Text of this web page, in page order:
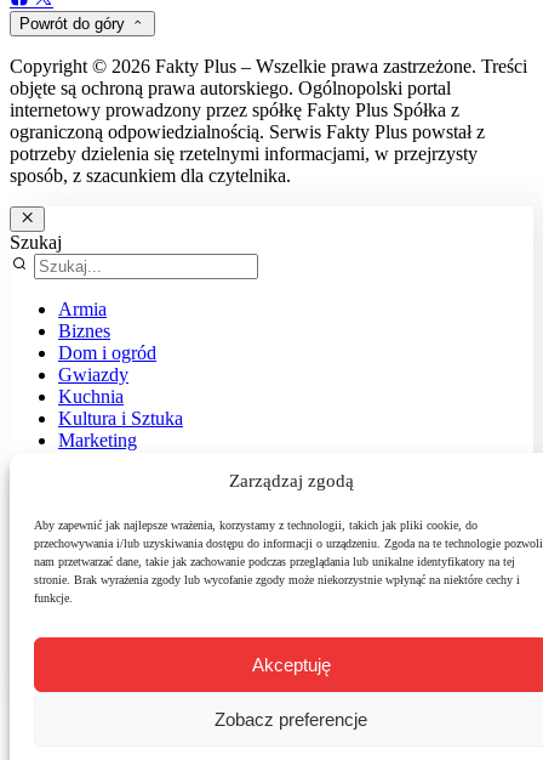
Zarządzaj zgodą
Aby zapewnić jak najlepsze wrażenia, korzystamy z technologii, takich jak pliki cookie, do
przechowywania i/lub uzyskiwania dostępu do informacji o urządzeniu. Zgoda na te technologie pozwoli
nam przetwarzać dane, takie jak zachowanie podczas przeglądania lub unikalne identyfikatory na tej
stronie. Brak wyrażenia zgody lub wycofanie zgody może niekorzystnie wpłynąć na niektóre cechy i
funkcje.
Akceptuję
Zobacz preferencje
Powrót do góry
Copyright © 2026 Fakty Plus – Wszelkie prawa zastrzeżone. Treści
objęte są ochroną prawa autorskiego. Ogólnopolski portal
internetowy prowadzony przez spółkę Fakty Plus Spółka z
ograniczoną odpowiedzialnością. Serwis Fakty Plus powstał z
potrzeby dzielenia się rzetelnymi informacjami, w przejrzysty
sposób, z szacunkiem dla czytelnika.
Szukaj
Armia
Biznes
Dom i ogród
Gwiazdy
Kuchnia
Kultura i Sztuka
Marketing
Podróże
Polityka
Sport
Środowisko
Technologie